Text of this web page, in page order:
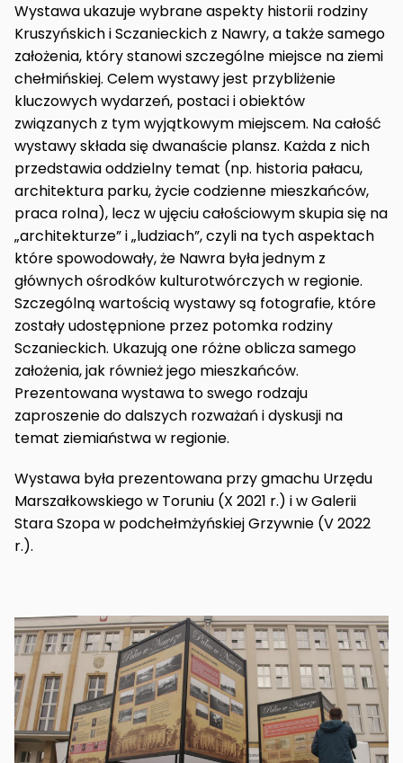
Wystawa ukazuje wybrane aspekty historii rodziny
Kruszyńskich i Sczanieckich z Nawry, a także samego
założenia, który stanowi szczególne miejsce na ziemi
chełmińskiej. Celem wystawy jest przybliżenie
kluczowych wydarzeń, postaci i obiektów
związanych z tym wyjątkowym miejscem. Na całość
wystawy składa się dwanaście plansz. Każda z nich
przedstawia oddzielny temat (np. historia pałacu,
architektura parku, życie codzienne mieszkańców,
praca rolna), lecz w ujęciu całościowym skupia się na
„architekturze” i „ludziach”, czyli na tych aspektach
które spowodowały, że Nawra była jednym z
głównych ośrodków kulturotwórczych w regionie.
Szczególną wartością wystawy są fotografie, które
zostały udostępnione przez potomka rodziny
Sczanieckich. Ukazują one różne oblicza samego
założenia, jak również jego mieszkańców.
Prezentowana wystawa to swego rodzaju
zaproszenie do dalszych rozważań i dyskusji na
temat ziemiaństwa w regionie.
Wystawa była prezentowana przy gmachu Urzędu
Marszałkowskiego w Toruniu (X 2021 r.) i w Galerii
Stara Szopa w podchełmżyńskiej Grzywnie (V 2022
r.).